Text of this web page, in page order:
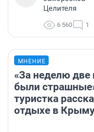
Целителя
6 560 1
МНЕНИЕ
«За неделю две
были
туристка
отдыхе в